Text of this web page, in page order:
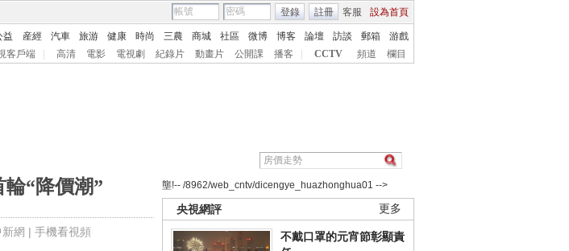
客服 設為首頁
登錄 註冊
益 産經 汽車 旅游 健康 時尚 三農 商城 社區 微博 博客 論壇 訪談 郵箱
游戲
客戶端 高清 電影 電視劇 紀錄片 動畫片 公開課 播客 CCTV 頻道 欄目
“降價潮”
網 | 手機看視頻
壟!-- /8962/web_cntv/dicengye_huazhonghua01 -->
更多
央視網評
不戴口罩的元宵節彰顯責